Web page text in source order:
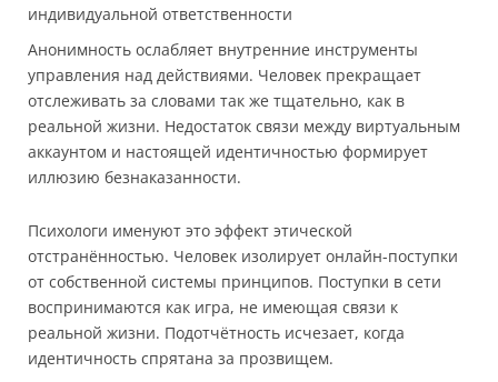
индивидуальной ответственности
Анонимность ослабляет внутренние инструменты
управления над действиями. Человек прекращает
отслеживать за словами так же тщательно, как в
реальной жизни. Недостаток связи между виртуальным
аккаунтом и настоящей идентичностью формирует
иллюзию безнаказанности.
Психологи именуют это эффект этической
отстранённостью. Человек изолирует онлайн-поступки
от собственной системы принципов. Поступки в сети
воспринимаются как игра, не имеющая связи к
реальной жизни. Подотчётность исчезает, когда
идентичность спрятана за прозвищем.